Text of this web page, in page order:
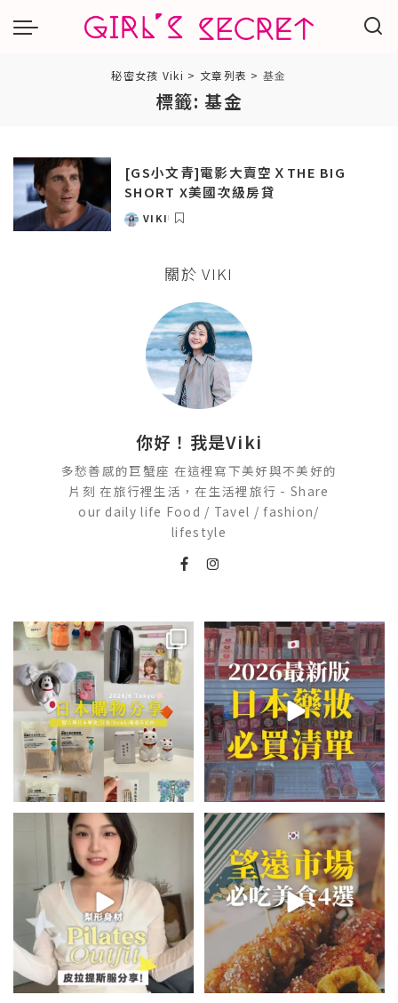
秘密女孩 Viki > 文章列表 >基金
標籤:基金
[GS小文青]電影大賣空ＸTHE BIG
SHORT X美國次級房貸
POSTED
VIKI
關於 VIKI
你好！我是Viki
多愁善感的巨蟹座 在這裡寫下美好與不美好的
片刻 在旅行裡生活，在生活裡旅行 - Share
our daily life Food / Tavel / fashion/
lifestyle
💭留言「免費」傳日本藥妝店/百
貨/機場/Donki/折價券給你...
413 43
2026🇯🇵日本藥妝店必買什麼
日本最近紅什麼？...
123 20
💭留言「美背」傳🔗給你！
🏷️#吉推韓國 🇰🇷
...
48 20
\🇰🇷韓國望遠市場4家必吃美食
😋/
💭留言「望遠市場」傳地址給你
345 59